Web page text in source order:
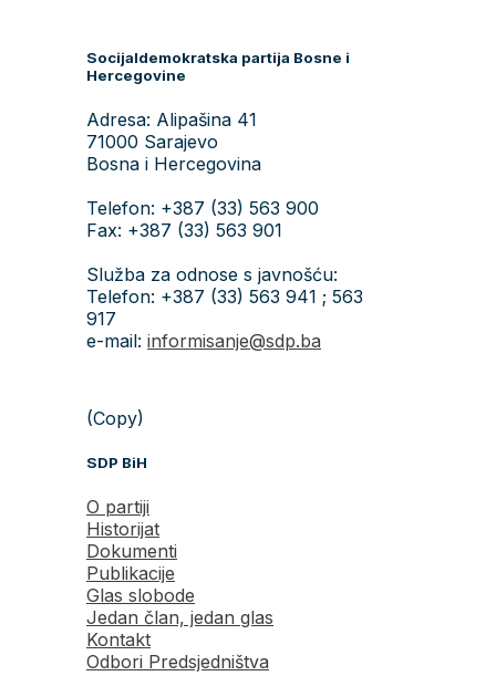
Socijaldemokratska partija Bosne i
Hercegovine
Adresa: Alipašina 41
71000 Sarajevo
Bosna i Hercegovina
Telefon: +387 (33) 563 900
Fax: +387 (33) 563 901
Služba za odnose s javnošću:
Telefon: +387 (33) 563 941 ; 563
917
e-mail: informisanje@sdp.ba
(Copy)
SDP BiH
O partiji
Historijat
Dokumenti
Publikacije
Glas slobode
Jedan član, jedan glas
Kontakt
Odbori Predsjedništva